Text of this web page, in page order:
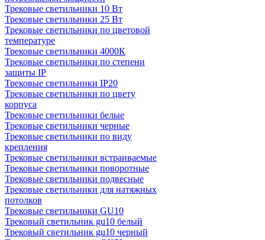
Трековые светильники 10 Вт
Трековые светильники 25 Вт
Трековые светильники по цветовой
температуре
Трековые светильники 4000К
Трековые светильники по степени
защиты IP
Трековые светильники IP20
Трековые светильники по цвету
корпуса
Трековые светильники белые
Трековые светильники черные
Трековые светильники по виду
крепления
Трековые светильники встраиваемые
Трековые светильники поворотные
Трековые светильники подвесные
Трековые светильники для натяжных
потолков
Трековые светильники GU10
Трековый светильник gu10 белый
Трековый светильник gu10 черный